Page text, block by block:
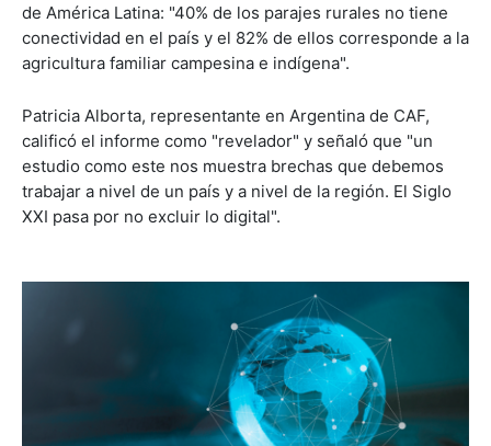
de América Latina: "40% de los parajes rurales no tiene
conectividad en el país y el 82% de ellos corresponde a la
agricultura familiar campesina e indígena".
Patricia Alborta, representante en Argentina de CAF,
calificó el informe como "revelador" y señaló que "un
estudio como este nos muestra brechas que debemos
trabajar a nivel de un país y a nivel de la región. El Siglo
XXI pasa por no excluir lo digital".